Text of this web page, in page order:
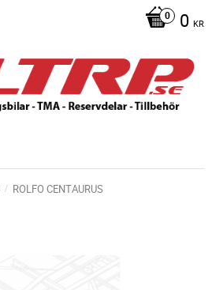
0 KR
ROLFO CENTAURUS